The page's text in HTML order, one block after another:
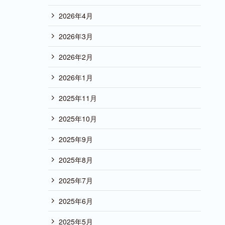
2026年4月
2026年3月
2026年2月
2026年1月
2025年11月
2025年10月
2025年9月
2025年8月
2025年7月
2025年6月
2025年5月